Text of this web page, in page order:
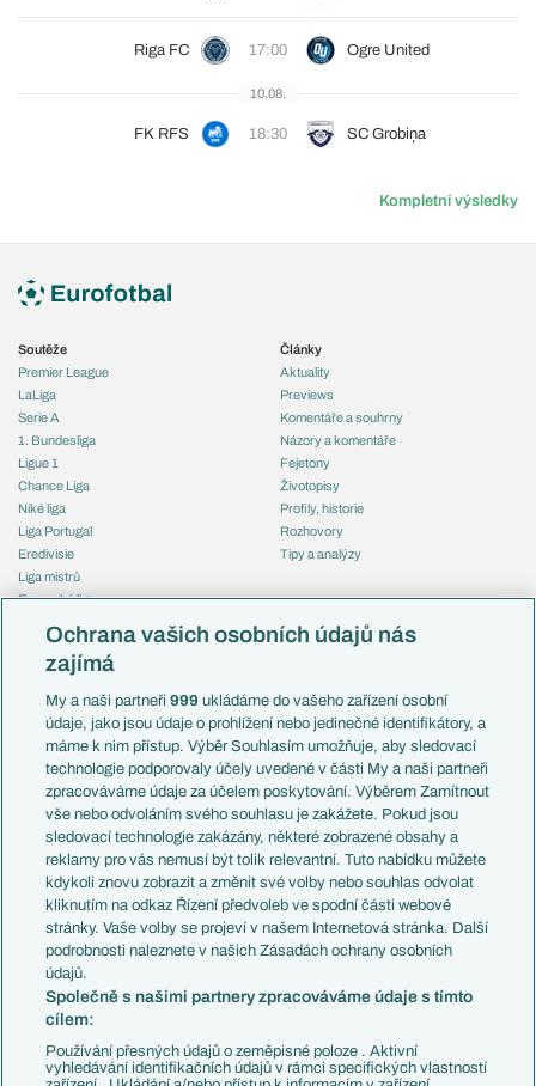
Riga FC 17:00 Ogre United
10.08.
FK RFS 18:30 SC Grobiņa
Kompletní výsledky
Soutěže
Premier League
LaLiga
Serie A
1. Bundesliga
Ligue 1
Chance Liga
Niké liga
Liga Portugal
Eredivisie
Liga mistrů
Evropská liga
Mistrovství světa
Liga národů
Témata
Představení týmů MS
EuroSkauting
PL v kostce
Evropské koeficienty
Přestupy
Přestupové spekulace
Zranění
Kluby
Arsenal FC
Chelsea FC
Manchester United
AC Milán
Juventus FC
Bayern Mnichov
Články
Aktuality
Previews
Komentáře a souhrny
Názory a komentáře
Fejetony
Životopisy
Profily, historie
Rozhovory
Tipy a analýzy
Česko
Francie
Itálie
Německo
Španělsko
Argentina
Brazílie
Přestupy
Zápasy
Livescore
Tipovací soutěž
Ochrana vašich osobních údajů nás
zajímá
My a naši partneři999 ukládáme do vašeho zařízení osobní
údaje, jako jsou údaje o prohlížení nebo jedinečné identifikátory, a
máme k nim přístup. Výběr Souhlasím umožňuje, aby sledovací
technologie podporovaly účely uvedené v části My a naši partneři
zpracováváme údaje za účelem poskytování. Výběrem Zamítnout
vše nebo odvoláním svého souhlasu je zakážete. Pokud jsou
sledovací technologie zakázány, některé zobrazené obsahy a
reklamy pro vás nemusí být tolik relevantní. Tuto nabídku můžete
kdykoli znovu zobrazit a změnit své volby nebo souhlas odvolat
kliknutím na odkaz Řízení předvoleb ve spodní části webové
stránky. Vaše volby se projeví v našem Internetová stránka. Další
podrobnosti naleznete v našich Zásadách ochrany osobních
údajů.
Společně s našimi partnery zpracováváme údaje s tímto
cílem:
Používání přesných údajů o zeměpisné poloze . Aktivní
vyhledávání identifikačních údajů v rámci specifických vlastností